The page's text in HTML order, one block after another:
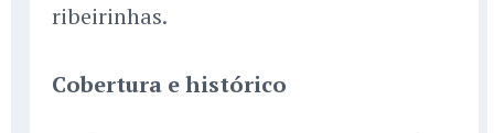
ribeirinhas.
Cobertura e histórico